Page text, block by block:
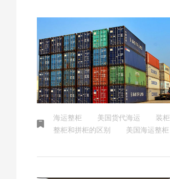
海运整柜 美国货代海运 装柜
整柜和拼柜的区别
美国海运整柜